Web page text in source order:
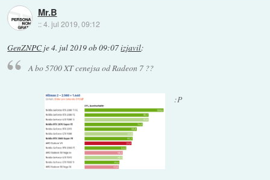
Mr.B
::4. jul 2019, 09:12
GenZNPCje4. jul 2019 ob 09:07izjavil:
A bo 5700 XT cenejsa od Radeon 7 ??
:P